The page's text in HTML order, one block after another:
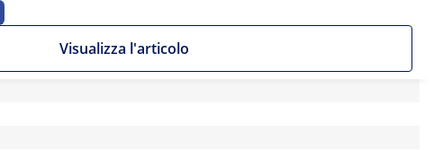
Visualizza l'articolo